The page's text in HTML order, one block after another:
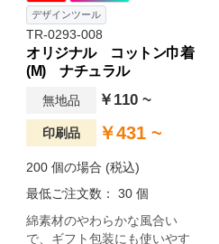
デザインツール
TR-0293-008
オリジナル コットン巾着
(M) ナチュラル
無地品 ￥110 ~
印刷品 ￥431 ~
200 個の場合 (税込)
最低ご注文数： 30 個
綿素材のやわらかな風合い
で、ギフト包装にも使いやす